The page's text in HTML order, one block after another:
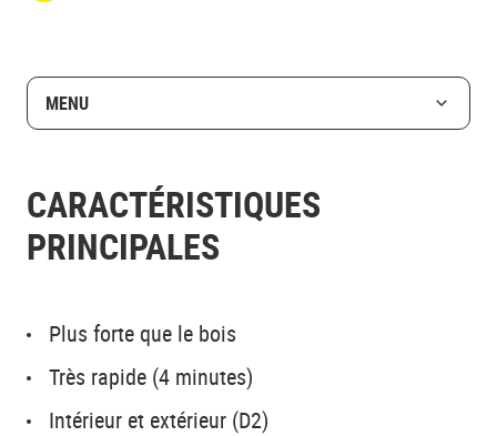
MENU
CARACTÉRISTIQUES
PRINCIPALES
Plus forte que le bois
Très rapide (4 minutes)
Intérieur et extérieur (D2)